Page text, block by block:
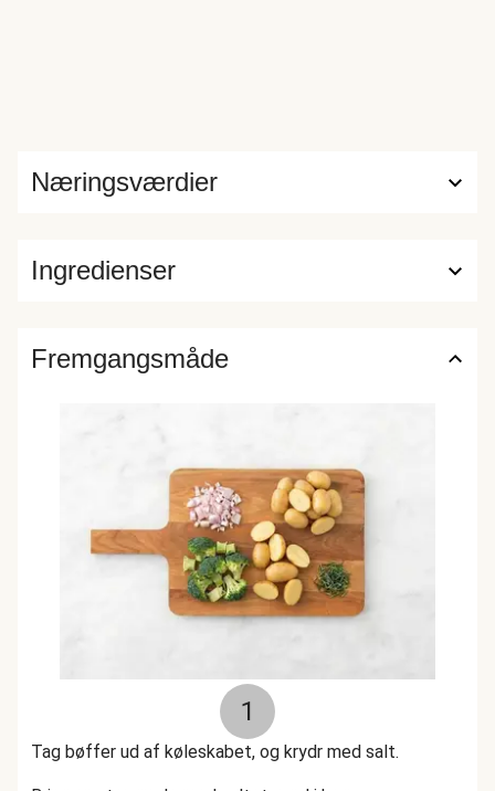
Ingredienser
Næringsværdier
Fremgangsmåde
1
Tag bøffer ud af køleskabet, og krydr med salt.